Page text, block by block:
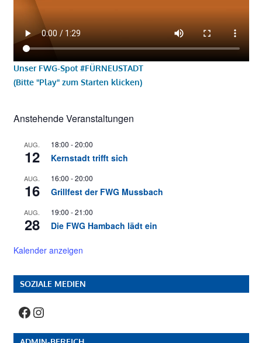
Unser FWG-Spot #FÜRNEUSTADT
(Bitte "Play" zum Starten klicken)
Anstehende Veranstaltungen
AUG.
12
18:00 -20:00
Kernstadt trifft sich
AUG.
16
16:00 -20:00
Grillfest der FWG Mussbach
AUG.
28
19:00 -21:00
Die FWG Hambach lädt ein
Kalender anzeigen
SOZIALE MEDIEN
Facebook
Instagram